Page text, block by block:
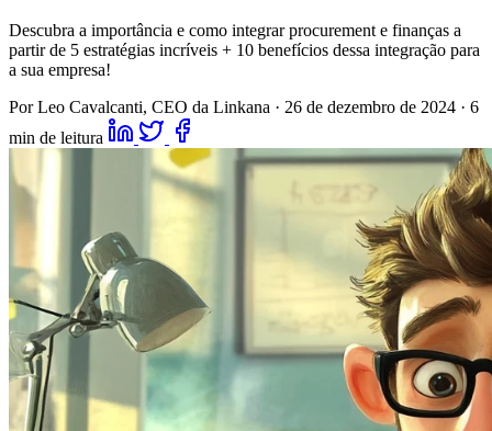
Descubra a importância e como integrar procurement e finanças a
partir de 5 estratégias incríveis + 10 benefícios dessa integração para
a sua empresa!
Por Leo Cavalcanti, CEO da Linkana · 26 de dezembro de 2024 · 6
min de leitura